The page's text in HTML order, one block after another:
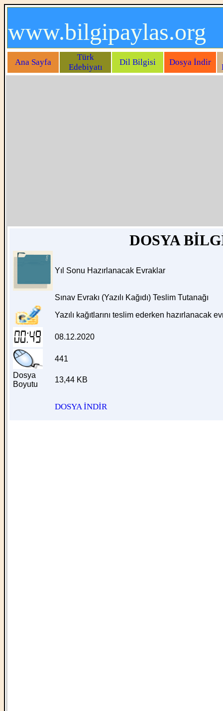
www.bilgipaylas.org
Ana Sayfa
Türk
Edebiyatı
Dil Bilgisi Dosya İndir
DOSYA
Yıl Sonu Hazırlanacak Evraklar
Sınav Evrakı (Yazılı Kağıdı) Teslim Tutanağı
Yazılı kağıtlarını teslim ederken hazırlanacak
08.12.2020
441
Dosya
Boyutu
13,44 KB
DOSYA İNDİR